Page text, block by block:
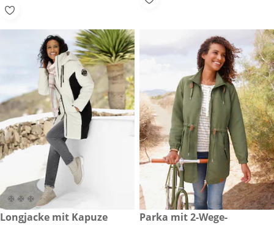
€ 159,00
Longjacke mit Kapuze
reduzierter Preis € 59,99,
-40 %
Parka mit 2-Wege-